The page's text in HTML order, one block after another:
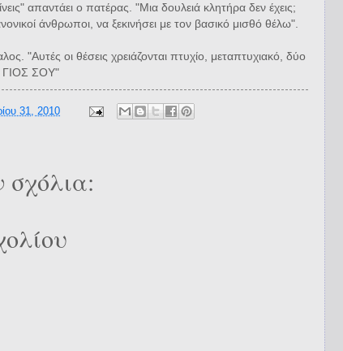
απαντάει ο πατέρας. "Μια δουλειά κλητήρα δεν έχεις;
άνθρωποι, να ξεκινήσει με τον βασικό μισθό θέλω".
"Αυτές οι θέσεις χρειάζονται πτυχίο, μεταπτυχιακό, δύο
ΓΙΟΣ ΣΟΥ"
31, 2010